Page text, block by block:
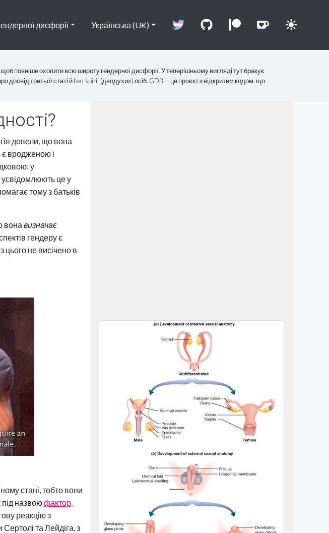
дисфорії Українська (UK)
повніше охопити всю широту гендерної дисфорії. У теперішньому вигляді тут бракує
третьої статі й two-spirit (дводухих) осіб. GDB — це проєкт з відкритим кодом, що
довели, що вона
є вродженою і
у
усвідомлюють це у
тому з батьків
вона визначає
гендеру є
цього не висічено в
стані, тобто вони
під назвоюфактор,
реакцію з
та Лейдіга, з